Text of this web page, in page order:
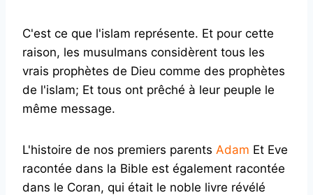
C'est ce que l'islam représente. Et pour cette
raison, les musulmans considèrent tous les
vrais prophètes de Dieu comme des prophètes
de l'islam; Et tous ont prêché à leur peuple le
même message.
L'histoire de nos premiers parents Adam Et Eve
racontée dans la Bible est également racontée
dans le Coran, qui était le noble livre révélé